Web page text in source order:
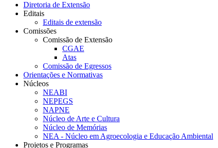
Diretoria de Extensão
Editais
Editais de extensão
Comissões
Comissão de Extensão
CGAE
Atas
Comissão de Egressos
Orientações e Normativas
Núcleos
NEABI
NEPEGS
NAPNE
Núcleo de Arte e Cultura
Núcleo de Memórias
NEA - Núcleo em Agroecologia e Educação Ambiental
Projetos e Programas